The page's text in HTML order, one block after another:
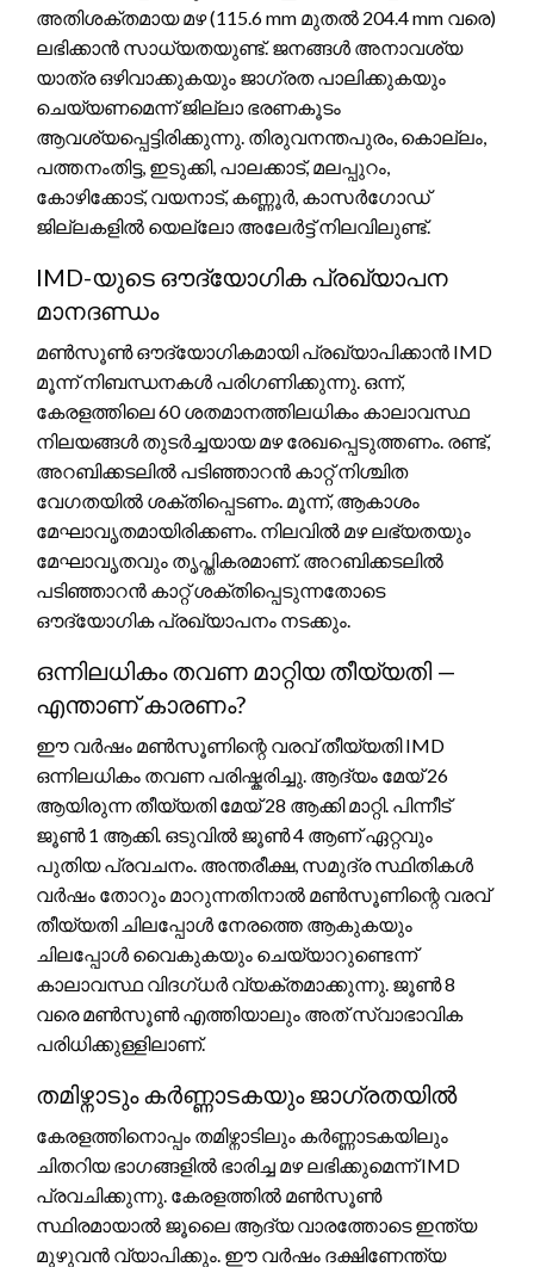
അതിശക്തമായ മഴ (115.6 mm മുതൽ 204.4 mm വരെ)
ലഭിക്കാൻ സാധ്യതയുണ്ട്. ജനങ്ങൾ അനാവശ്യ
യാത്ര ഒഴിവാക്കുകയും ജാഗ്രത പാലിക്കുകയും
ചെയ്യണമെന്ന് ജില്ലാ ഭരണകൂടം
ആവശ്യപ്പെട്ടിരിക്കുന്നു. തിരുവനന്തപുരം, കൊല്ലം,
പത്തനംതിട്ട, ഇടുക്കി, പാലക്കാട്, മലപ്പുറം,
കോഴിക്കോട്, വയനാട്, കണ്ണൂർ, കാസർഗോഡ്
ജില്ലകളിൽ യെല്ലോ അലേർട്ട് നിലവിലുണ്ട്.
IMD-യുടെ ഔദ്യോഗിക പ്രഖ്യാപന
മാനദണ്ഡം
മൺസൂൺ ഔദ്യോഗികമായി പ്രഖ്യാപിക്കാൻ IMD
മൂന്ന് നിബന്ധനകൾ പരിഗണിക്കുന്നു. ഒന്ന്,
കേരളത്തിലെ 60 ശതമാനത്തിലധികം കാലാവസ്ഥ
നിലയങ്ങൾ തുടർച്ചയായ മഴ രേഖപ്പെടുത്തണം. രണ്ട്,
അറബിക്കടലിൽ പടിഞ്ഞാറൻ കാറ്റ് നിശ്ചിത
വേഗതയിൽ ശക്തിപ്പെടണം. മൂന്ന്, ആകാശം
മേഘാവൃതമായിരിക്കണം. നിലവിൽ മഴ ലഭ്യതയും
മേഘാവൃതവും തൃപ്തികരമാണ്. അറബിക്കടലിൽ
പടിഞ്ഞാറൻ കാറ്റ് ശക്തിപ്പെടുന്നതോടെ
ഔദ്യോഗിക പ്രഖ്യാപനം നടക്കും.
ഒന്നിലധികം തവണ മാറ്റിയ തീയ്യതി —
എന്താണ് കാരണം?
ഈ വർഷം മൺസൂണിന്റെ വരവ് തീയ്യതി IMD
ഒന്നിലധികം തവണ പരിഷ്കരിച്ചു. ആദ്യം മേയ് 26
ആയിരുന്ന തീയ്യതി മേയ് 28 ആക്കി മാറ്റി. പിന്നീട്
ജൂൺ 1 ആക്കി. ഒടുവിൽ ജൂൺ 4 ആണ് ഏറ്റവും
പുതിയ പ്രവചനം. അന്തരീക്ഷ, സമുദ്ര സ്ഥിതികൾ
വർഷം തോറും മാറുന്നതിനാൽ മൺസൂണിന്റെ വരവ്
തീയ്യതി ചിലപ്പോൾ നേരത്തെ ആകുകയും
ചിലപ്പോൾ വൈകുകയും ചെയ്യാറുണ്ടെന്ന്
കാലാവസ്ഥ വിദഗ്ധർ വ്യക്തമാക്കുന്നു. ജൂൺ 8
വരെ മൺസൂൺ എത്തിയാലും അത് സ്വാഭാവിക
പരിധിക്കുള്ളിലാണ്.
തമിഴ്നാടും കർണ്ണാടകയും ജാഗ്രതയിൽ
കേരളത്തിനൊപ്പം തമിഴ്നാടിലും കർണ്ണാടകയിലും
ചിതറിയ ഭാഗങ്ങളിൽ ഭാരിച്ച മഴ ലഭിക്കുമെന്ന് IMD
പ്രവചിക്കുന്നു. കേരളത്തിൽ മൺസൂൺ
സ്ഥിരമായാൽ ജൂലൈ ആദ്യ വാരത്തോടെ ഇന്ത്യ
മുഴുവൻ വ്യാപിക്കും. ഈ വർഷം ദക്ഷിണേന്ത്യ